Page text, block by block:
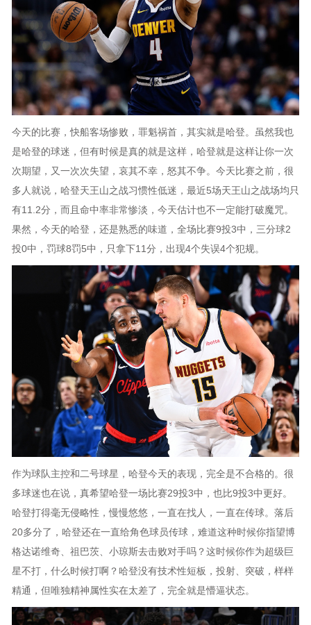
今天的比赛，快船客场惨败，罪魁祸首，其实就是哈登。虽然我也
是哈登的球迷，但有时候是真的就是这样，哈登就是这样让你一次
次期望，又一次次失望，哀其不幸，怒其不争。今天比赛之前，很
多人就说，哈登天王山之战习惯性低迷，最近5场天王山之战场均只
有11.2分，而且命中率非常惨淡，今天估计也不一定能打破魔咒。
果然，今天的哈登，还是熟悉的味道，全场比赛9投3中，三分球2
投0中，罚球8罚5中，只拿下11分，出现4个失误4个犯规。
作为球队主控和二号球星，哈登今天的表现，完全是不合格的。很
多球迷也在说，真希望哈登一场比赛29投3中，也比9投3中更好。
哈登打得毫无侵略性，慢慢悠悠，一直在找人，一直在传球。落后
20多分了，哈登还在一直给角色球员传球，难道这种时候你指望博
格达诺维奇、祖巴茨、小琼斯去击败对手吗？这时候你作为超级巨
星不打，什么时候打啊？哈登没有技术性短板，投射、突破，样样
精通，但唯独精神属性实在太差了，完全就是懵逼状态。